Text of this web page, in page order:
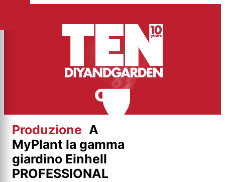
contenuto
Produzione A
MyPlant la gamma
giardino Einhell
PROFESSIONAL